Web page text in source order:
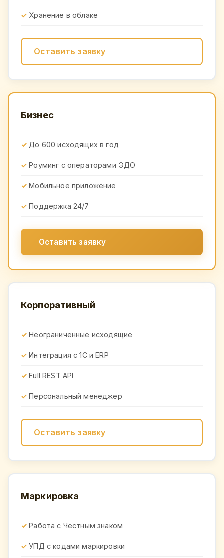
Хранение в облаке
Оставить заявку
Бизнес
До 600 исходящих в год
Роуминг с операторами ЭДО
Мобильное приложение
Поддержка 24/7
Оставить заявку
Корпоративный
Неограниченные исходящие
Интеграция с 1С и ERP
Full REST API
Персональный менеджер
Оставить заявку
Маркировка
Работа с Честным знаком
УПД с кодами маркировки